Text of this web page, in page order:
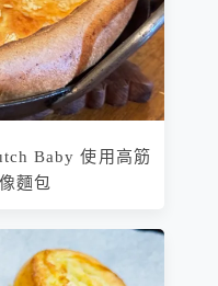
Baby 使用高筋
麵包